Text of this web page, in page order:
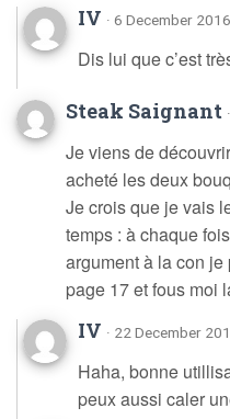
IV · 6 December
Dis lui que c’est
Steak Saignant
Je viens de
acheté les deux
Je crois que je vais
temps : à chaque
argument à la con je
page 17 et fous moi
IV · 22 December
Haha, bonne
peux aussi caler